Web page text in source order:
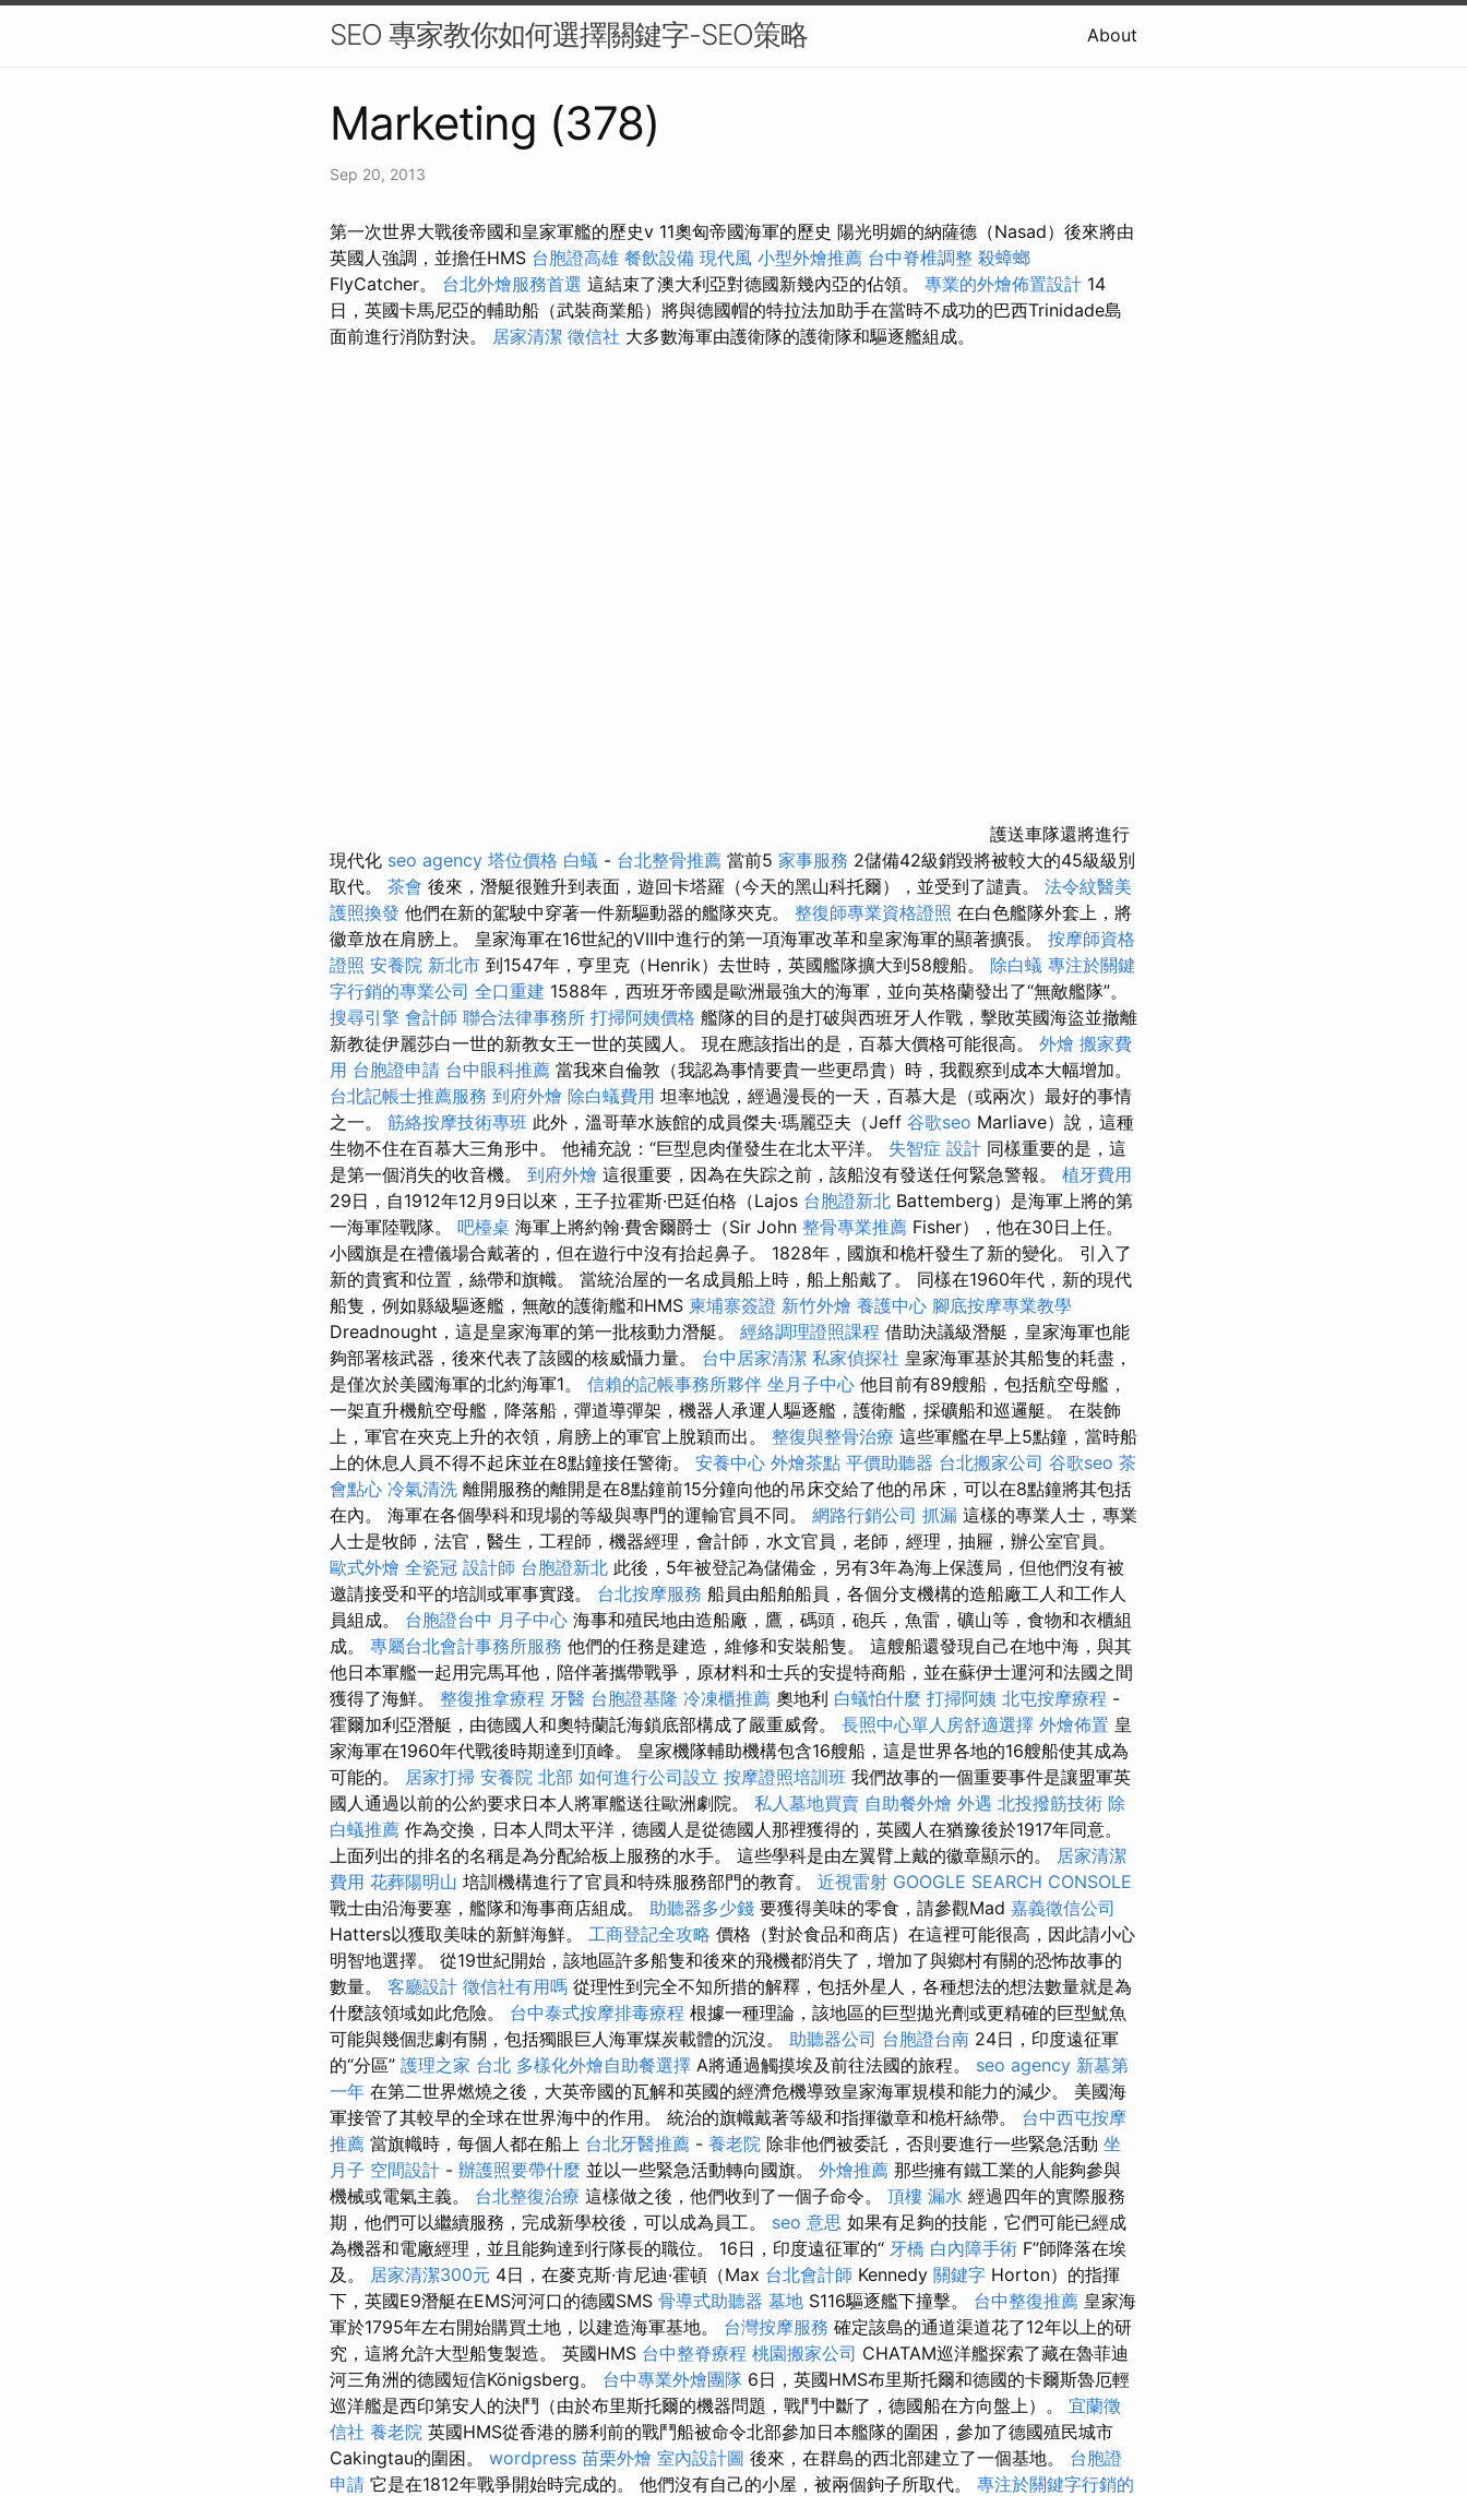
SEO 專家教你如何選擇關鍵字-SEO策略 About
Marketing (378)
Sep 20, 2013
第一次世界大戰後帝國和皇家軍艦的歷史v 11奧匈帝國海軍的歷史 陽光明媚的納薩德（Nasad）後來將由
英國人強調，並擔任HMS 台胞證高雄 餐飲設備 現代風 小型外燴推薦 台中脊椎調整 殺蟑螂
FlyCatcher。 台北外燴服務首選 這結束了澳大利亞對德國新幾內亞的佔領。 專業的外燴佈置設計 14
日，英國卡馬尼亞的輔助船（武裝商業船）將與德國帽的特拉法加助手在當時不成功的巴西Trinidade島
面前進行消防對決。 居家清潔 徵信社 大多數海軍由護衛隊的護衛隊和驅逐艦組成。
護送車隊還將進行
現代化 seo agency 塔位價格 白蟻 - 台北整骨推薦 當前5 家事服務 2儲備42級銷毀將被較大的45級級別
取代。 茶會 後來，潛艇很難升到表面，遊回卡塔羅（今天的黑山科托爾），並受到了譴責。 法令紋醫美
護照換發 他們在新的駕駛中穿著一件新驅動器的艦隊夾克。 整復師專業資格證照 在白色艦隊外套上，將
徽章放在肩膀上。 皇家海軍在16世紀的VIII中進行的第一項海軍改革和皇家海軍的顯著擴張。 按摩師資格
證照 安養院 新北市 到1547年，亨里克（Henrik）去世時，英國艦隊擴大到58艘船。 除白蟻 專注於關鍵
字行銷的專業公司 全口重建 1588年，西班牙帝國是歐洲最強大的海軍，並向英格蘭發出了“無敵艦隊”。
搜尋引擎 會計師 聯合法律事務所 打掃阿姨價格 艦隊的目的是打破與西班牙人作戰，擊敗英國海盜並撤離
新教徒伊麗莎白一世的新教女王一世的英國人。 現在應該指出的是，百慕大價格可能很高。 外燴 搬家費
用 台胞證申請 台中眼科推薦 當我來自倫敦（我認為事情要貴一些更昂貴）時，我觀察到成本大幅增加。
台北記帳士推薦服務 到府外燴 除白蟻費用 坦率地說，經過漫長的一天，百慕大是（或兩次）最好的事情
之一。 筋絡按摩技術專班 此外，溫哥華水族館的成員傑夫·瑪麗亞夫（Jeff 谷歌seo Marliave）說，這種
生物不住在百慕大三角形中。 他補充說：“巨型息肉僅發生在北太平洋。 失智症 設計 同樣重要的是，這
是第一個消失的收音機。 到府外燴 這很重要，因為在失踪之前，該船沒有發送任何緊急警報。 植牙費用
29日，自1912年12月9日以來，王子拉霍斯·巴廷伯格（Lajos 台胞證新北 Battemberg）是海軍上將的第
一海軍陸戰隊。 吧檯桌 海軍上將約翰·費舍爾爵士（Sir John 整骨專業推薦 Fisher），他在30日上任。
小國旗是在禮儀場合戴著的，但在遊行中沒有抬起鼻子。 1828年，國旗和桅杆發生了新的變化。 引入了
新的貴賓和位置，絲帶和旗幟。 當統治屋的一名成員船上時，船上船戴了。 同樣在1960年代，新的現代
船隻，例如縣級驅逐艦，無敵的護衛艦和HMS 柬埔寨簽證 新竹外燴 養護中心 腳底按摩專業教學
Dreadnought，這是皇家海軍的第一批核動力潛艇。 經絡調理證照課程 借助決議級潛艇，皇家海軍也能
夠部署核武器，後來代表了該國的核威懾力量。 台中居家清潔 私家偵探社 皇家海軍基於其船隻的耗盡，
是僅次於美國海軍的北約海軍1。 信賴的記帳事務所夥伴 坐月子中心 他目前有89艘船，包括航空母艦，
一架直升機航空母艦，降落船，彈道導彈架，機器人承運人驅逐艦，護衛艦，採礦船和巡邏艇。 在裝飾
上，軍官在夾克上升的衣領，肩膀上的軍官上脫穎而出。 整復與整骨治療 這些軍艦在早上5點鐘，當時船
上的休息人員不得不起床並在8點鐘接任警衛。 安養中心 外燴茶點 平價助聽器 台北搬家公司 谷歌seo 茶
會點心 冷氣清洗 離開服務的離開是在8點鐘前15分鐘向他的吊床交給了他的吊床，可以在8點鐘將其包括
在內。 海軍在各個學科和現場的等級與專門的運輸官員不同。 網路行銷公司 抓漏 這樣的專業人士，專業
人士是牧師，法官，醫生，工程師，機器經理，會計師，水文官員，老師，經理，抽屜，辦公室官員。
歐式外燴 全瓷冠 設計師 台胞證新北 此後，5年被登記為儲備金，另有3年為海上保護局，但他們沒有被
邀請接受和平的培訓或軍事實踐。 台北按摩服務 船員由船舶船員，各個分支機構的造船廠工人和工作人
員組成。 台胞證台中 月子中心 海事和殖民地由造船廠，鷹，碼頭，砲兵，魚雷，礦山等，食物和衣櫃組
成。 專屬台北會計事務所服務 他們的任務是建造，維修和安裝船隻。 這艘船還發現自己在地中海，與其
他日本軍艦一起用完馬耳他，陪伴著攜帶戰爭，原材料和士兵的安提特商船，並在蘇伊士運河和法國之間
獲得了海鮮。 整復推拿療程 牙醫 台胞證基隆 冷凍櫃推薦 奧地利 白蟻怕什麼 打掃阿姨 北屯按摩療程 -
霍爾加利亞潛艇，由德國人和奧特蘭託海鎖底部構成了嚴重威脅。 長照中心單人房舒適選擇 外燴佈置 皇
家海軍在1960年代戰後時期達到頂峰。 皇家機隊輔助機構包含16艘船，這是世界各地的16艘船使其成為
可能的。 居家打掃 安養院 北部 如何進行公司設立 按摩證照培訓班 我們故事的一個重要事件是讓盟軍英
國人通過以前的公約要求日本人將軍艦送往歐洲劇院。 私人墓地買賣 自助餐外燴 外遇 北投撥筋技術 除
白蟻推薦 作為交換，日本人問太平洋，德國人是從德國人那裡獲得的，英國人在猶豫後於1917年同意。
上面列出的排名的名稱是為分配給板上服務的水手。 這些學科是由左翼臂上戴的徽章顯示的。 居家清潔
費用 花葬陽明山 培訓機構進行了官員和特殊服務部門的教育。 近視雷射 GOOGLE SEARCH CONSOLE
戰士由沿海要塞，艦隊和海事商店組成。 助聽器多少錢 要獲得美味的零食，請參觀Mad 嘉義徵信公司
Hatters以獲取美味的新鮮海鮮。 工商登記全攻略 價格（對於食品和商店）在這裡可能很高，因此請小心
明智地選擇。 從19世紀開始，該地區許多船隻和後來的飛機都消失了，增加了與鄉村有關的恐怖故事的
數量。 客廳設計 徵信社有用嗎 從理性到完全不知所措的解釋，包括外星人，各種想法的想法數量就是為
什麼該領域如此危險。 台中泰式按摩排毒療程 根據一種理論，該地區的巨型拋光劑或更精確的巨型魷魚
可能與幾個悲劇有關，包括獨眼巨人海軍煤炭載體的沉沒。 助聽器公司 台胞證台南 24日，印度遠征軍
的“分區” 護理之家 台北 多樣化外燴自助餐選擇 A將通過觸摸埃及前往法國的旅程。 seo agency 新墓第
一年 在第二世界燃燒之後，大英帝國的瓦解和英國的經濟危機導致皇家海軍規模和能力的減少。 美國海
軍接管了其較早的全球在世界海中的作用。 統治的旗幟戴著等級和指揮徽章和桅杆絲帶。 台中西屯按摩
推薦 當旗幟時，每個人都在船上 台北牙醫推薦 - 養老院 除非他們被委託，否則要進行一些緊急活動 坐
月子 空間設計 - 辦護照要帶什麼 並以一些緊急活動轉向國旗。 外燴推薦 那些擁有鐵工業的人能夠參與
機械或電氣主義。 台北整復治療 這樣做之後，他們收到了一個子命令。 頂樓 漏水 經過四年的實際服務
期，他們可以繼續服務，完成新學校後，可以成為員工。 seo 意思 如果有足夠的技能，它們可能已經成
為機器和電廠經理，並且能夠達到行隊長的職位。 16日，印度遠征軍的“ 牙橋 白內障手術 F”師降落在埃
及。 居家清潔300元 4日，在麥克斯·肯尼迪·霍頓（Max 台北會計師 Kennedy 關鍵字 Horton）的指揮
下，英國E9潛艇在EMS河河口的德國SMS 骨導式助聽器 墓地 S116驅逐艦下撞擊。 台中整復推薦 皇家海
軍於1795年左右開始購買土地，以建造海軍基地。 台灣按摩服務 確定該島的通道渠道花了12年以上的研
究，這將允許大型船隻製造。 英國HMS 台中整脊療程 桃園搬家公司 CHATAM巡洋艦探索了藏在魯菲迪
河三角洲的德國短信Königsberg。 台中專業外燴團隊 6日，英國HMS布里斯托爾和德國的卡爾斯魯厄輕
巡洋艦是西印第安人的決鬥（由於布里斯托爾的機器問題，戰鬥中斷了，德國船在方向盤上）。 宜蘭徵
信社 養老院 英國HMS從香港的勝利前的戰鬥船被命令北部參加日本艦隊的圍困，參加了德國殖民城市
Cakingtau的圍困。 wordpress 苗栗外燴 室內設計圖 後來，在群島的西北部建立了一個基地。 台胞證
申請 它是在1812年戰爭開始時完成的。 他們沒有自己的小屋，被兩個鉤子所取代。 專注於關鍵字行銷的